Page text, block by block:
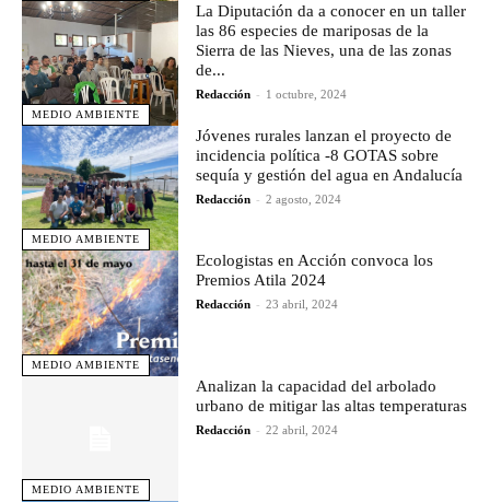
MEDIO AMBIENTE
La Diputación da a conocer en un taller
las 86 especies de mariposas de la
Sierra de las Nieves, una de las zonas
de...
Redacción - 1 octubre, 2024
MEDIO AMBIENTE
Jóvenes rurales lanzan el proyecto de
incidencia política -8 GOTAS sobre
sequía y gestión del agua en Andalucía
Redacción - 2 agosto, 2024
MEDIO AMBIENTE
Ecologistas en Acción convoca los
Premios Atila 2024
Redacción - 23 abril, 2024
MEDIO AMBIENTE
Analizan la capacidad del arbolado
urbano de mitigar las altas temperaturas
Redacción - 22 abril, 2024